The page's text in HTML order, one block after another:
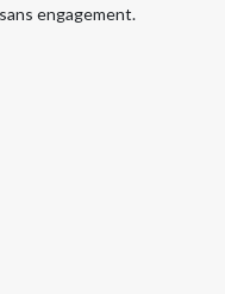
engagement.